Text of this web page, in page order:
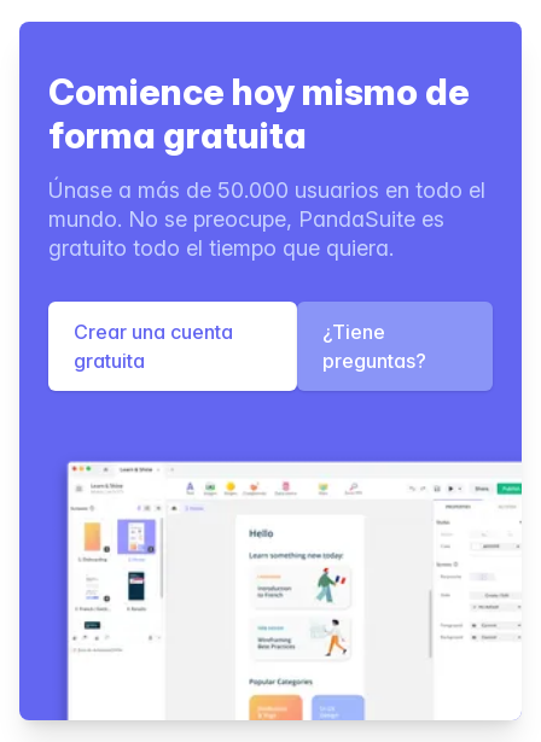
Comience hoy mismo de
forma gratuita
Únase a más de 50.000 usuarios en todo el
mundo. No se preocupe, PandaSuite es
gratuito todo el tiempo que quiera.
Crear una cuenta
gratuita
¿Tiene
preguntas?